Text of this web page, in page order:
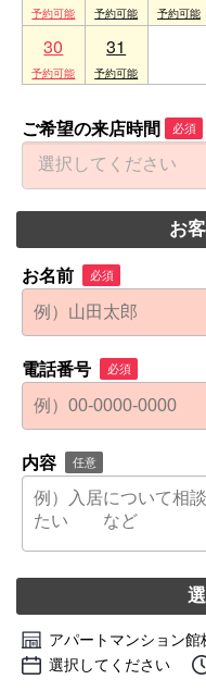
30 31
ご希望の来店時間 必須
お
お名前 必須
電話番号 必須
内容 任意
アパートマンション
選択してください